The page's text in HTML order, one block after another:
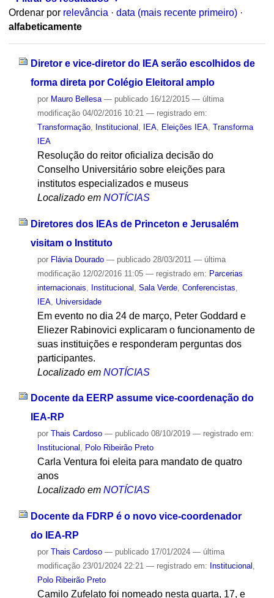
Ordenar por relevância · data (mais recente primeiro) ·
alfabeticamente
Diretor e vice-diretor do IEA serão escolhidos de
forma direta por Colégio Eleitoral amplo
por Mauro Bellesa — publicado16/12/2015 — última
modificação04/02/2016 10:21 — registrado em:
Transformação, Institucional IEA, Eleições IEA, Transforma
IEA
Resolução do reitor oficializa decisão do
Conselho Universitário sobre eleições para
institutos especializados e museus
Localizado em NOTÍCIAS
Diretores dos IEAs de Princeton e Jerusalém
visitam o Instituto
por Flávia Dourado — publicado28/03/2011 — última
modificação12/02/2016 11:05 — registrado em: Parcerias
internacionais
Institucional Sala Verde, Conferencistas
IEA, Universidade
Em evento no dia 24 de março, Peter Goddard e
Eliezer Rabinovici explicaram o funcionamento de
suas instituições e responderam perguntas dos
participantes.
Localizado em NOTÍCIAS
Docente da EERP assume vice-coordenação do
IEA-RP
por Thais Cardoso — publicado08/10/2019 — registrado em:
Institucional , Polo Ribeirão Preto
Carla Ventura foi eleita para mandato de quatro
anos
Localizado em NOTÍCIAS
Docente da FDRP é o novo vice-coordenador
do IEA-RP
por Thais Cardoso — publicado17/01/2024 — última
modificação23/01/2024 22:21 — registrado em: Institucional ,
Polo Ribeirão Preto
Camilo Zufelato foi nomeado nesta quarta, 17, e